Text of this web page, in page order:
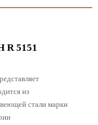
R 5151
из
стали марки